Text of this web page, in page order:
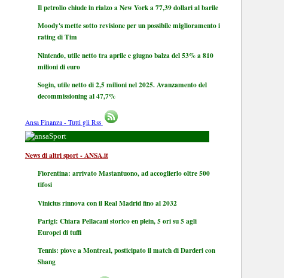
Il petrolio chiude in rialzo a New York a 77,39 dollari al barile
Moody's mette sotto revisione per un possibile miglioramento i
rating di Tim
Nintendo, utile netto tra aprile e giugno balza del 53% a 810
milioni di euro
Sogin, utile netto di 2,5 milioni nel 2025. Avanzamento del
decommissioning al 47,7%
Ansa Finanza - Tutti gli Rss
Sport
News di altri sport - ANSA.it
Fiorentina: arrivato Mastantuono, ad accoglierlo oltre 500
tifosi
Vinicius rinnova con il Real Madrid fino al 2032
Parigi: Chiara Pellacani storico en plein, 5 ori su 5 agli
Europei di tuffi
Tennis: piove a Montreal, posticipato il match di Darderi con
Shang